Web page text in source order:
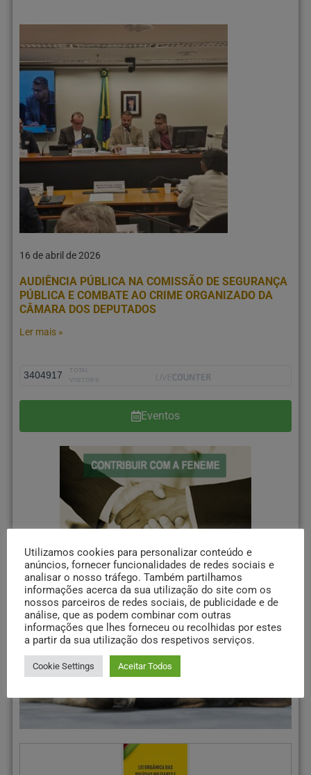
16 de abril de 2026
AUDIÊNCIA PÚBLICA NA COMISSÃO DE SEGURANÇA
PÚBLICA E COMBATE AO CRIME ORGANIZADO DA
CÂMARA DOS DEPUTADOS
Ler mais »
3404917
TOTAL
VISITORS
Eventos
Utilizamos cookies para personalizar conteúdo e
anúncios, fornecer funcionalidades de redes sociais e
analisar o nosso tráfego. Também partilhamos
informações acerca da sua utilização do site com os
nossos parceiros de redes sociais, de publicidade e de
análise, que as podem combinar com outras
informações que lhes forneceu ou recolhidas por estes
a partir da sua utilização dos respetivos serviços.
Cookie Settings Aceitar Todos